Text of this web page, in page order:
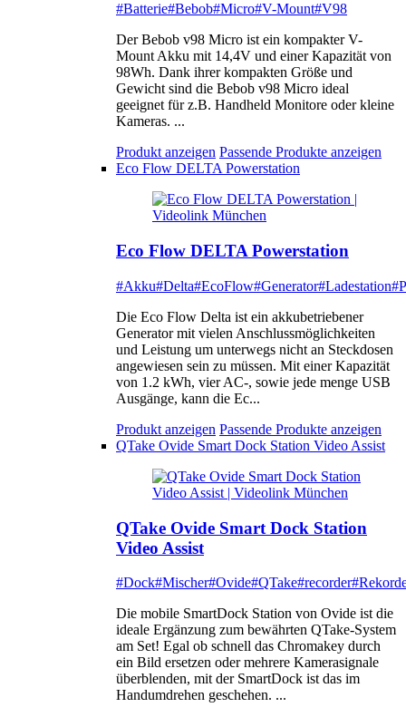
#Batterie#Bebob#Micro#V-Mount#V98
Der Bebob v98 Micro ist ein kompakter V-
Mount Akku mit 14,4V und einer Kapazität von
98Wh. Dank ihrer kompakten Größe und
Gewicht sind die Bebob v98 Micro ideal
geeignet für z.B. Handheld Monitore oder kleine
Kameras. ...
Produkt anzeigen Passende Produkte anzeigen
Eco Flow DELTA Powerstation
Eco Flow DELTA Powerstation
#Akku#Delta#EcoFlow#Generator#Ladestation
Die Eco Flow Delta ist ein akkubetriebener
Generator mit vielen Anschlussmöglichkeiten
und Leistung um unterwegs nicht an Steckdosen
angewiesen sein zu müssen. Mit einer Kapazität
von 1.2 kWh, vier AC-, sowie jede menge USB
Ausgänge, kann die Ec...
Produkt anzeigen Passende Produkte anzeigen
QTake Ovide Smart Dock Station Video Assist
QTake Ovide Smart Dock Station
Video Assist
#Dock#Mischer#Ovide#QTake#recorder
Die mobile SmartDock Station von Ovide ist die
ideale Ergänzung zum bewährten QTake-System
am Set! Egal ob schnell das Chromakey durch
ein Bild ersetzen oder mehrere Kamerasignale
überblenden, mit der SmartDock ist das im
Handumdrehen geschehen. ...